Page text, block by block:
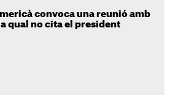
convoca una reunió amb
qual no cita el president